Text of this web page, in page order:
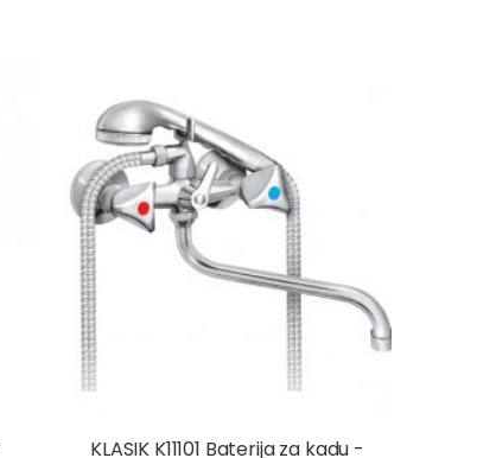
KLASIK K11101 Baterija za kadu -